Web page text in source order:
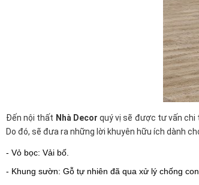
Đến nội thất Nhà Decorquý vị sẽ được tư vấn chi
Do đó, sẽ đưa ra những lời khuyên hữu ích dành
- Vỏ bọc: Vải bố.
- Khung sườn: Gỗ tự nhiên đã qua xử lý chống